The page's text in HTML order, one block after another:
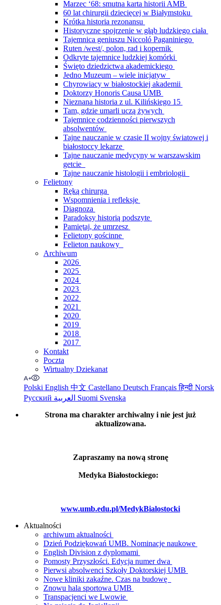
Marzec ‘68: smutna karta historii AMB
60 lat chirurgii dziecięcej w Białymstoku
Krótka historia rezonansu
Historyczne spojrzenie w głąb ludzkiego ciała
Tajemnica geniuszu Niccoló Paganiniego
Ruten /west/, polon, rad i kopernik
Odkryte tajemnice ludzkiej komórki
Święto dziedzictwa akademickiego
Jedno Muzeum – wiele inicjatyw
Chyrowiacy w białostockiej akademii
Doktorzy Honoris Causa UMB
Nieznana historia z ul. Kilińskiego 15
Tam, gdzie umarli uczą żywych
Tajemnice codzienności pierwszych
absolwentów
Tajne nauczanie w czasie II wojny światowej i
białostoccy lekarze
Tajne nauczanie medycyny w warszawskim
getcie
Tajne nauczanie histologii i embriologii
Felietony
Ręką chirurga
Wspomnienia i refleksje
Diagnoza
Paradoksy historią podszyte
Pamiętaj, że umrzesz
Felietony gościnne
Felieton naukowy
Archiwum
2026
2025
2024
2023
2022
2021
2020
2019
2018
2017
Kontakt
Poczta
Wirtualny Dziekanat
Polski English 中文 Castellano Deutsch Françaisहिन्दी Norsk
Русский
Suomi Svenska
Strona ma charakter archiwalny i nie jest już
aktualizowana.
Zapraszamy na nową stronę
Medyka Białostockiego:
www.umb.edu.pl/MedykBialostocki
Aktualności
archiwum aktualności
Dzień Podziękowań UMB. Nominacje naukowe
English Division z dyplomami
Pomosty Przyszłości. Edycja numer dwa
Pierwsi absolwenci Szkoły Doktorskiej UMB
Nowe kliniki zakaźne. Czas na budowę
Znowu hala sportowa UMB
Transpacjenci we Lwowie